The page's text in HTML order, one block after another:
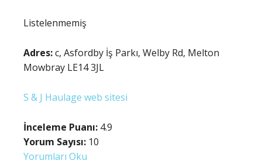
Listelenmemiş
Adres:c, Asfordby İş Parkı, Welby Rd, Melton
Mowbray LE14 3JL
S & J Haulage web sitesi
İnceleme Puanı: 4.9
Yorum Sayısı: 10
Yorumları Oku